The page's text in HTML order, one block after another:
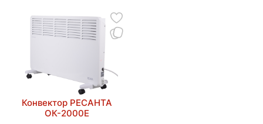
Конвектор РЕСАНТА
ОК-2000Е